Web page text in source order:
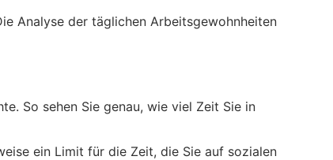
Analyse der täglichen Arbeitsgewohnheiten
So sehen Sie genau, wie viel Zeit Sie in
ein Limit für die Zeit, die Sie auf sozialen